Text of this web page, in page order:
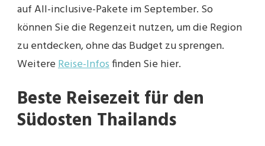
auf All-inclusive-Pakete im September. So
können Sie die Regenzeit nutzen, um die Region
zu entdecken, ohne das Budget zu sprengen.
WeitereReise-Infosfinden Sie hier.
Beste Reisezeit für den
Südosten Thailands